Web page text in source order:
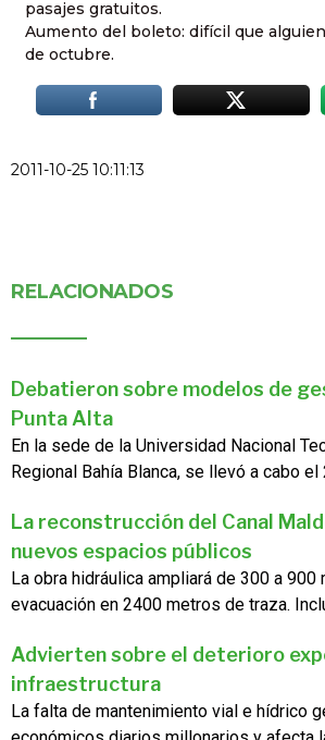
pasajes gratuitos.
Aumento del boleto: difícil que
de octubre.
2011-10-25 10:11:13
RELACIONADOS
Debatieron sobre modelos de
Punta Alta
En la sede de la Universidad Nacional
Regional Bahía Blanca, se llevó a cabo el
La reconstrucción del Canal
nuevos espacios públicos
La obra hidráulica ampliará de 300 a 900
evacuación en 2400 metros de traza.
Advierten sobre el deterioro
infraestructura
La falta de mantenimiento vial e hídrico